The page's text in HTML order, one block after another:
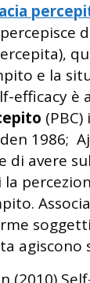
e la
efficacy
1986;
avere